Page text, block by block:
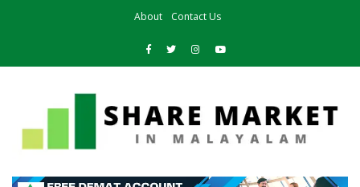
About Contact Us